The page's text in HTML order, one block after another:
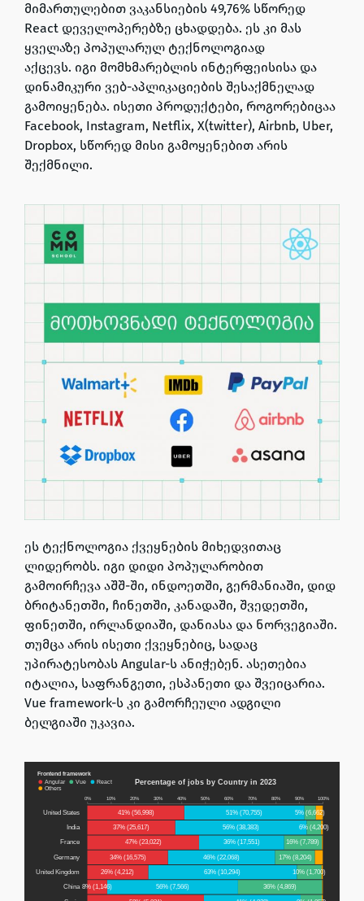
მიმართულებით ვაკანსიების 49,76% სწორედ
React დეველოპერებზე ცხადდება. ეს კი მას
ყველაზე პოპულარულ ტექნოლოგიად
აქცევს. იგი მომხმარებლის ინტერფეისისა და
დინამიკური ვებ-აპლიკაციების შესაქმნელად
გამოიყენება. ისეთი პროდუქტები, როგორებიცაა
Facebook, Instagram, Netflix, X(twitter), Airbnb, Uber,
Dropbox, სწორედ მისი გამოყენებით არის
შექმნილი.
ეს ტექნოლოგია ქვეყნების მიხედვითაც
ლიდერობს. იგი დიდი პოპულარობით
გამოირჩევა აშშ-ში, ინდოეთში, გერმანიაში, დიდ
ბრიტანეთში, ჩინეთში, კანადაში, შვედეთში,
ფინეთში, ირლანდიაში, დანიასა და ნორვეგიაში.
თუმცა არის ისეთი ქვეყნებიც, სადაც
უპირატესობას Angular-ს ანიჭებენ. ასეთებია
იტალია, საფრანგეთი, ესპანეთი და შვეიცარია.
Vue framework-ს კი გამორჩეული ადგილი
ბელგიაში უკავია.